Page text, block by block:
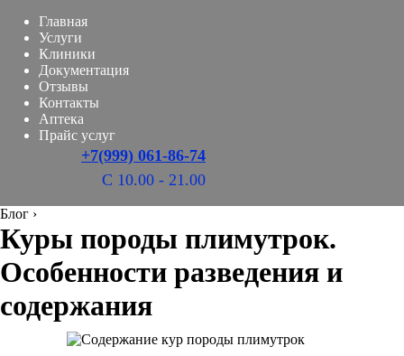
Главная
Услуги
Клиники
Документация
Отзывы
Контакты
Аптека
Прайс услуг
+7(999) 061-86-74
С 10.00 - 21.00
Блог ›
Куры породы плимутрок.
Особенности разведения и
содержания